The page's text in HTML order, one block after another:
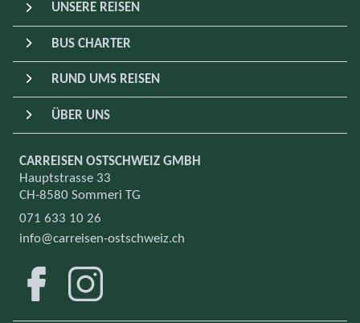
UNSERE REISEN
BUS CHARTER
RUND UMS REISEN
ÜBER UNS
CARREISEN OSTSCHWEIZ GMBH
Hauptstrasse 33
CH-8580 Sommeri TG
071 633 10 26
info@carreisen-ostschweiz.ch
FacebookInstagram